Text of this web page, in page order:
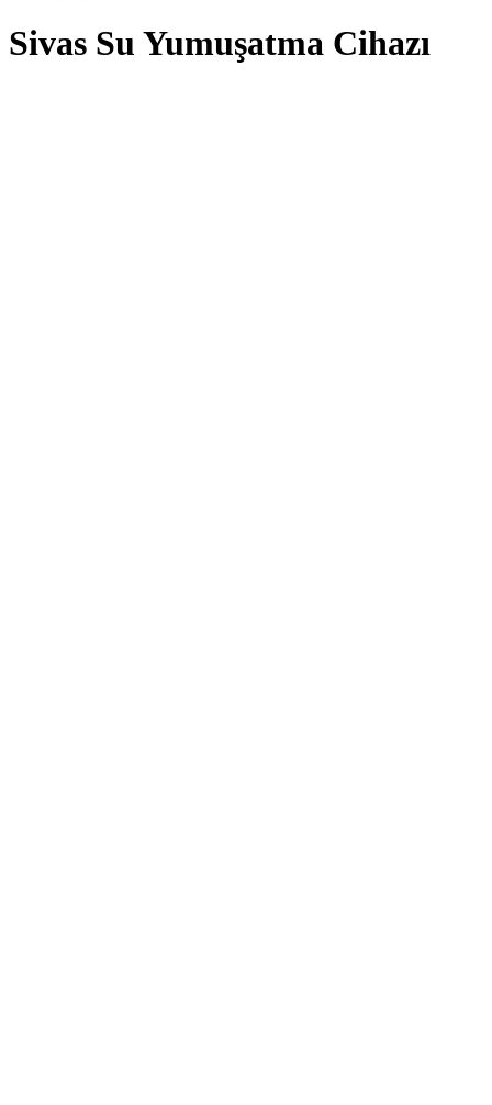
Sivas Su Yumuşatma Cihazı